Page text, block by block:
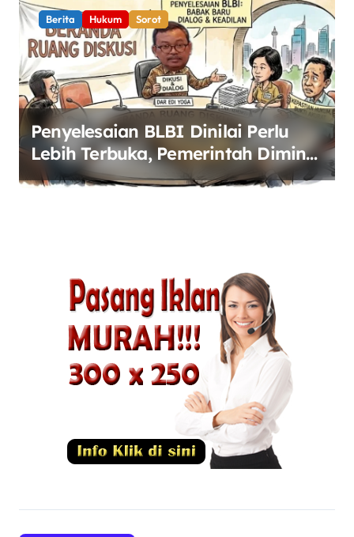
Berita Hukum Sorot
Penyelesaian BLBI Dinilai Perlu
Lebih Terbuka, Pemerintah Diminta
Buka Ruang Dialog